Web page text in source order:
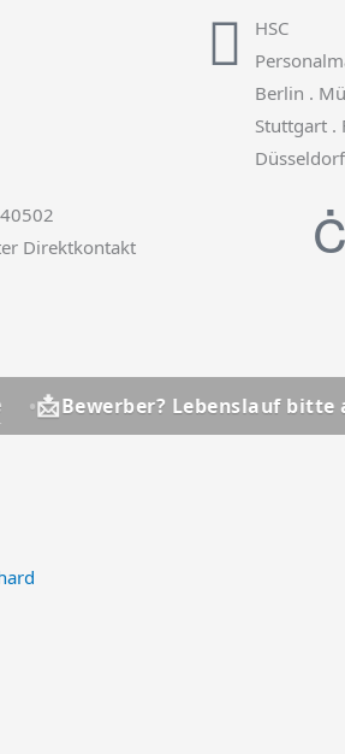
HSC
Berlin .
Stuttgart .
Direktkontakt
Lebenslauf bitte an